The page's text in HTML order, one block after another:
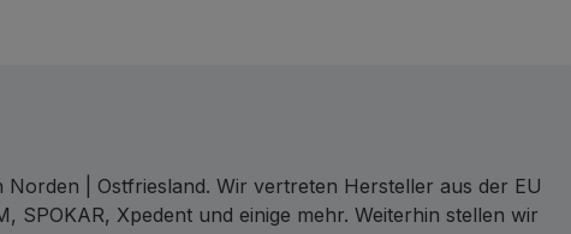
| Ostfriesland. Wir vertreten Hersteller aus der EU
Xpedent und einige mehr. Weiterhin stellen wir